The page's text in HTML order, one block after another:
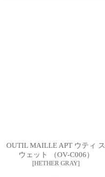
OUTIL MAILLE APT ウティ ス
ウェット （OV-C006）
[HETHER GRAY]